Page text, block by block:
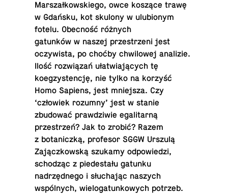
Marszałkowskiego, owce koszące trawę
w Gdańsku, kot skulony w ulu­bionym
fotelu. Obecność różnych
gatunków w naszej przestrzeni jest
oczy­wista, po choćby chwilowej anal­izie.
Ilość rozwiązań ułatwiających tę
koegzys­tencję, nie tylko na korzyść
Homo Sapiens, jest mniejsza. Czy
‘człowiek rozumny’ jest w stanie
zbudować prawdzi­wie egal­i­tarną
przestrzeń? Jak to zrobić? Razem
z botan­iczką, pro­fe­sor SGGW Urszulą
Zajączkowską szukamy odpowiedzi,
schodząc z piedestału gatunku
nadrzędnego i słuchając naszych
wspólnych, wiel­o­gatunkowych potrzeb.